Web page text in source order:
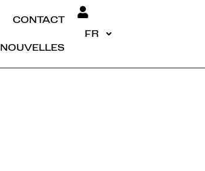
CONTACT
NOUVELLES
FR